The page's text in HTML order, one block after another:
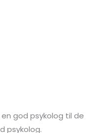
god psykolog til
psykolog.